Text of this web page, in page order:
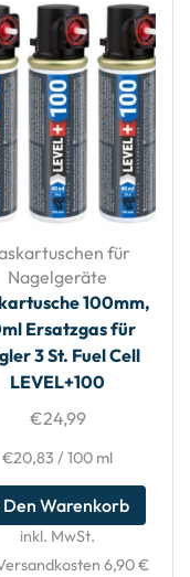
für
Nagelgeräte
100mm,
Ersatzgas für
3 St. Fuel Cell
LEVEL+100
€24,99
€20,83 /100 ml
Den Warenkorb
inkl. MwSt.
6,90 €